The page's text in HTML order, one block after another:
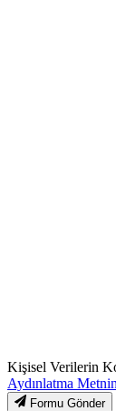
Kişisel Verilerin
Aydınlatma
Formu Gönder